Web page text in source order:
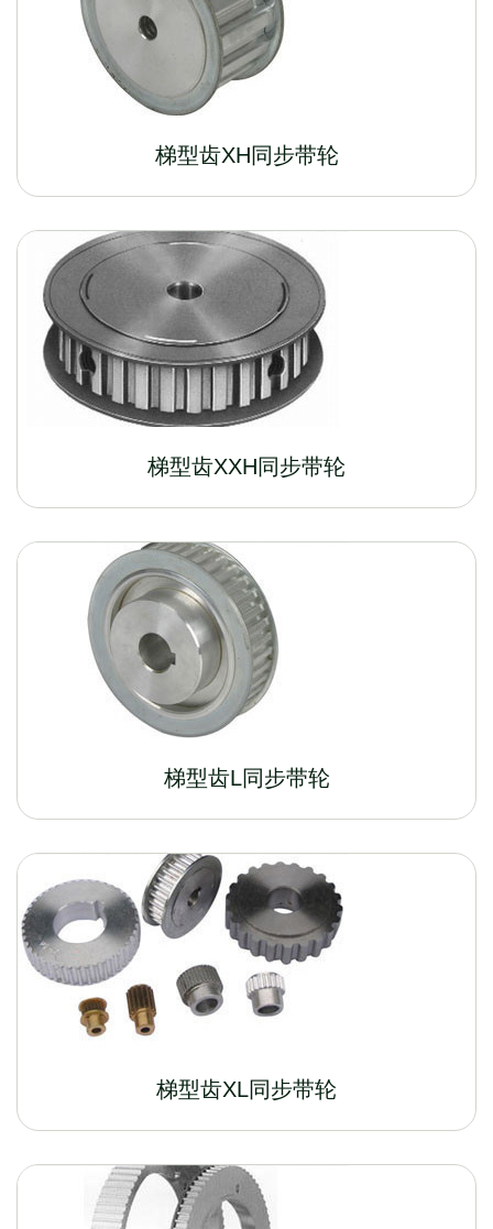
梯型齿XH同步带轮
梯型齿XXH同步带轮
梯型齿L同步带轮
梯型齿XL同步带轮